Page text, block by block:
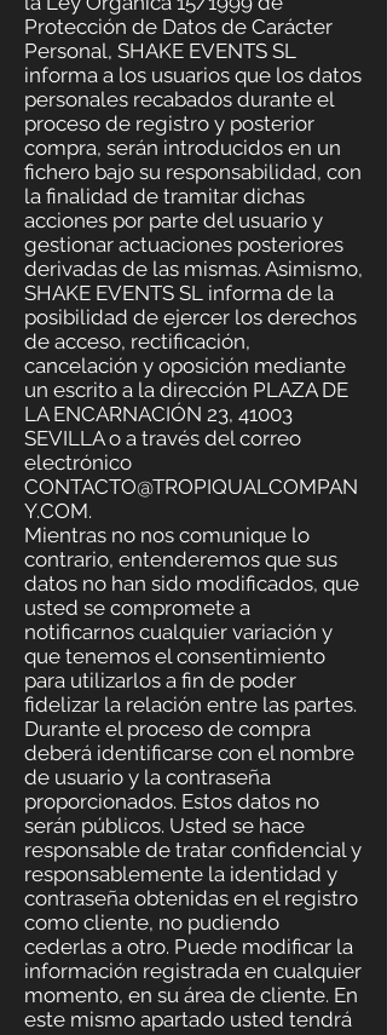
Protección de Datos de Carácter
Personal, SHAKE EVENTS SL
informa a los usuarios que los datos
personales recabados durante el
proceso de registro y posterior
compra, serán introducidos en un
fichero bajo su responsabilidad, con
la finalidad de tramitar dichas
acciones por parte del usuario y
gestionar actuaciones posteriores
derivadas de las mismas. Asimismo,
SHAKE EVENTS SL informa de la
posibilidad de ejercer los derechos
de acceso, rectificación,
cancelación y oposición mediante
un escrito a la dirección PLAZA DE
LA ENCARNACIÓN 23, 41003
SEVILLA o a través del correo
electrónico
CONTACTO@TROPIQUALCOMPAN
Y.COM.
Mientras no nos comunique lo
contrario, entenderemos que sus
datos no han sido modificados, que
usted se compromete a
notificarnos cualquier variación y
que tenemos el consentimiento
para utilizarlos a fin de poder
fidelizar la relación entre las partes.
Durante el proceso de compra
deberá identificarse con el nombre
de usuario y la contraseña
proporcionados. Estos datos no
serán públicos. Usted se hace
responsable de tratar confidencial y
responsablemente la identidad y
contraseña obtenidas en el registro
como cliente, no pudiendo
cederlas a otro. Puede modificar la
información registrada en cualquier
momento, en su área de cliente. En
este mismo apartado usted tendrá